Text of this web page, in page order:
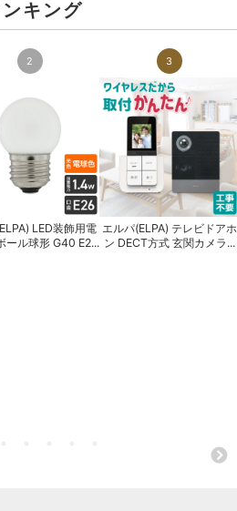
ンキング
2
LED装飾用電
ール球形 G40 E2...
3
エルパ(ELPA) テレビドアホ
ン DECT方式 玄関カメラ...